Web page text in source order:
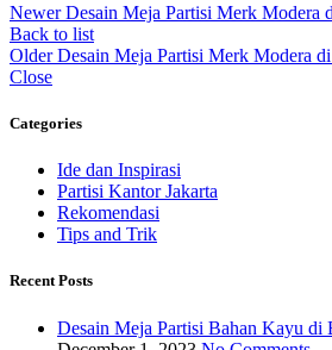
Newer Desain Meja Partisi Merk Modera
Back to list
Older Desain Meja Partisi Merk Modera
Close
Categories
Ide dan Inspirasi
Partisi Kantor Jakarta
Rekomendasi
Tips and Trik
Recent Posts
Desain Meja Partisi Bahan Kayu di